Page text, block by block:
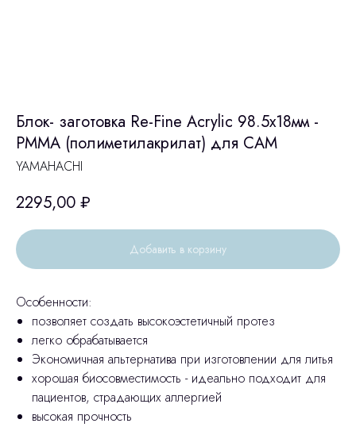
Блок- заготовка Re-Fine Acrylic 98.5х18мм -
PMMA (полиметилакрилат) для CAM
YAMAHACHI
2295,00 ₽
Добавить в корзину
Особенности:
позволяет создать высокоэстетичный протез
легко обрабатывается
Экономичная альтернатива при изготовлении для литья
хорошая биосовместимость - идеально подходит для
пациентов, страдающих аллергией
высокая прочность